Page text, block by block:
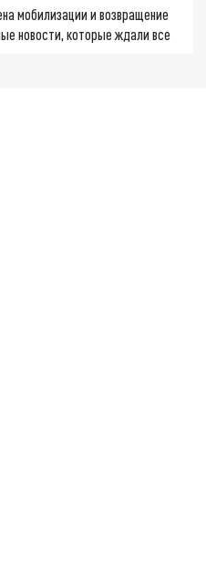
мобилизации и возвращение
новости, которые ждали все